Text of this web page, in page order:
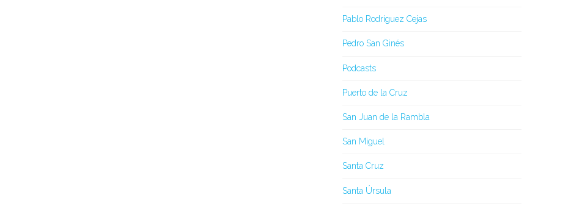
Pablo Rodríguez Cejas
Pedro San Ginés
Podcasts
Puerto de la Cruz
San Juan de la Rambla
San Miguel
Santa Cruz
Santa Úrsula